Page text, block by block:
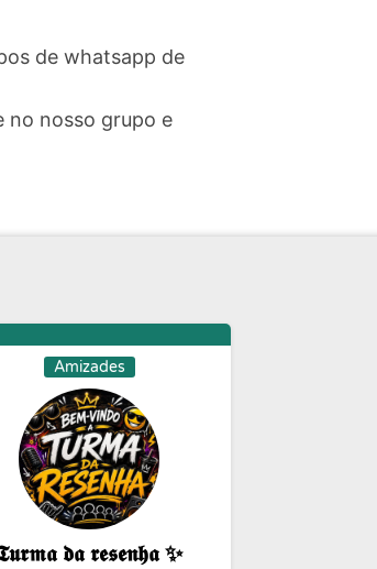
de whatsapp de
no nosso grupo e
Amizades
𝖉𝖆 𝖗𝖊𝖘𝖊𝖓𝖍𝖆 ✨